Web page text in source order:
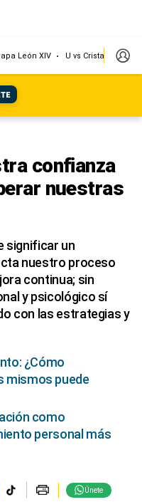
León XIV U vs Cristal
confianza
nuestras
significar un
nuestro proceso
continua; sin
y psicológico sí
con las estrategias y
¿Cómo
mismos puede
como
personal más
Únete